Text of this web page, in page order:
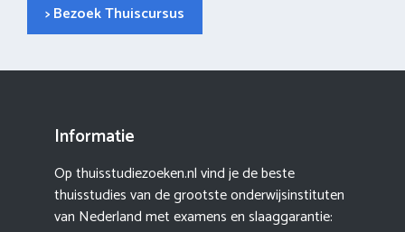
> Bezoek Thuiscursus
Informatie
Op thuisstudiezoeken.nl vind je de beste
thuisstudies van de grootste onderwijsinstituten
van Nederland met examens en slaaggarantie: